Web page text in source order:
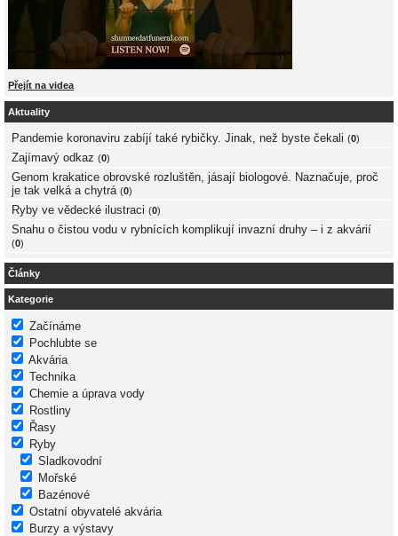
Přejít na videa
Aktuality
Pandemie koronaviru zabíjí také rybičky. Jinak, než byste čekali (0)
Zajímavý odkaz (0)
Genom krakatice obrovské rozluštěn, jásají biologové. Naznačuje, proč
je tak velká a chytrá (0)
Ryby ve vědecké ilustraci (0)
Snahu o čistou vodu v rybnících komplikují invazní druhy – i z akvárií
(0)
Články
Kategorie
Začínáme
Pochlubte se
Akvária
Technika
Chemie a úprava vody
Rostliny
Řasy
Ryby
Sladkovodní
Mořské
Bazénové
Ostatní obyvatelé akvária
Burzy a výstavy